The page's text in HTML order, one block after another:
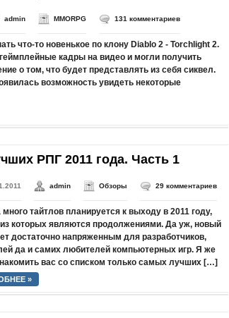
admin MMORPG 131 комментариев
что-то новенькое по клону Diablo 2 - Torchlight 2.
кадры на видео и могли получить
о том, что будет представлять из себя сиквел.
возможность увидеть некоторые
РПГ 2011 года. Часть 1
admin Обзоры 29 комментариев
тайтлов планируется к выходу в 2011 году,
которых являются продолжениями. Да уж, новый
достаточно напряженным для разработчиков,
да и самих любителей компьютерных игр. Я же
вас со списком только самых лучших […]
»